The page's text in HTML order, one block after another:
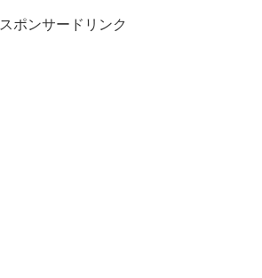
スポンサードリンク